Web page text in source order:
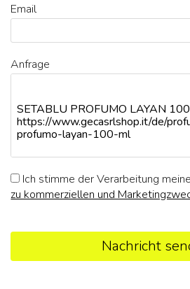
Email
Anfrage
Ich stimme der Verarbeitung
zu kommerziellen und
Nachricht